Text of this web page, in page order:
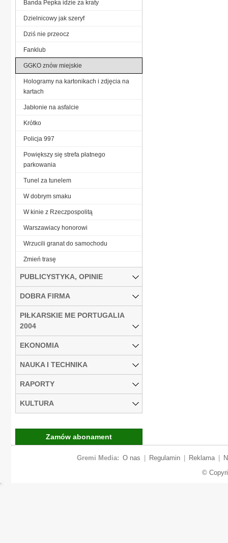
Banda Pepka idzie za kraty
Dzielnicowy jak szeryf
Dziś nie przeocz
Fanklub
GGKO znów miejskie
Hologramy na kartonikach i zdjęcia na
kartach
Jabłonie na asfalcie
Krótko
Policja 997
Powiększy się strefa płatnego
parkowania
Tunel za tunelem
W dobrym smaku
W kinie z Rzeczpospolitą
Warszawiacy honorowi
Wrzucili granat do samochodu
Zmień trasę
PUBLICYSTYKA, OPINIE
DOBRA FIRMA
PIŁKARSKIE ME PORTUGALIA
2004
EKONOMIA
NAUKA I TECHNIKA
RAPORTY
KULTURA
Zamów abonament
Gremi Media: O nas Regulamin Reklama
©